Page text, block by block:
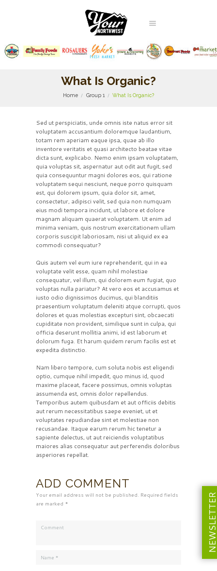
What Is Organic?
Home Group 1 What Is Organic?
Sed ut perspiciatis, unde omnis iste natus error sit
voluptatem accusantium doloremque laudantium,
totam rem aperiam eaque ipsa, quae ab illo
inventore veritatis et quasi architecto beatae vitae
dicta sunt, explicabo. Nemo enim ipsam voluptatem,
quia voluptas sit, aspernatur aut odit aut fugit, sed
quia consequuntur magni dolores eos, qui ratione
voluptatem sequi nesciunt, neque porro quisquam
est, qui dolorem ipsum, quia dolor sit, amet,
consectetur, adipisci velit, sed quia non numquam
eius modi tempora incidunt, ut labore et dolore
magnam aliquam quaerat voluptatem. Ut enim ad
minima veniam, quis nostrum exercitationem ullam
corporis suscipit laboriosam, nisi ut aliquid ex ea
commodi consequatur?
Quis autem vel eum iure reprehenderit, qui in ea
voluptate velit esse, quam nihil molestiae
consequatur, vel illum, qui dolorem eum fugiat, quo
voluptas nulla pariatur? At vero eos et accusamus et
iusto odio dignissimos ducimus, qui blanditiis
praesentium voluptatum deleniti atque corrupti, quos
dolores et quas molestias excepturi sint, obcaecati
cupiditate non provident, similique sunt in culpa, qui
officia deserunt mollitia animi, id est laborum et
dolorum fuga. Et harum quidem rerum facilis est et
expedita distinctio.
Nam libero tempore, cum soluta nobis est eligendi
optio, cumque nihil impedit, quo minus id, quod
maxime placeat, facere possimus, omnis voluptas
assumenda est, omnis dolor repellendus.
Temporibus autem quibusdam et aut officiis debitis
aut rerum necessitatibus saepe eveniet, ut et
voluptates repudiandae sint et molestiae non
recusandae. Itaque earum rerum hic tenetur a
sapiente delectus, ut aut reiciendis voluptatibus
maiores alias consequatur aut perferendis doloribus
asperiores repellat.
ADD COMMENT
Your email address will not be published. Required fields
are marked *